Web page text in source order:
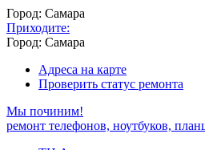
Город: Самара
Приходите:
Город: Самара
Адреса на карте
Проверить статус ремонта
Мы починим!
ремонт телефонов, ноутбуков,